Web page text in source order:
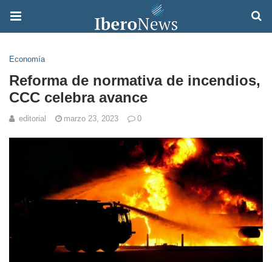
Economía
Reforma de normativa de incendios,
CCC celebra avance
editorial marzo 23, 2023 0